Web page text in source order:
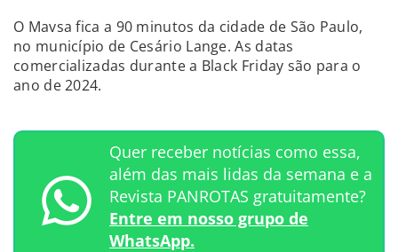
O Mavsa fica a 90 minutos da cidade de São Paulo,
no município de Cesário Lange. As datas
comercializadas durante a Black Friday são para o
ano de 2024.
Quer receber notícias como essa,
além das mais lidas da semana e a
Revista PANROTAS gratuitamente?
Entre em nosso grupo de
WhatsApp.